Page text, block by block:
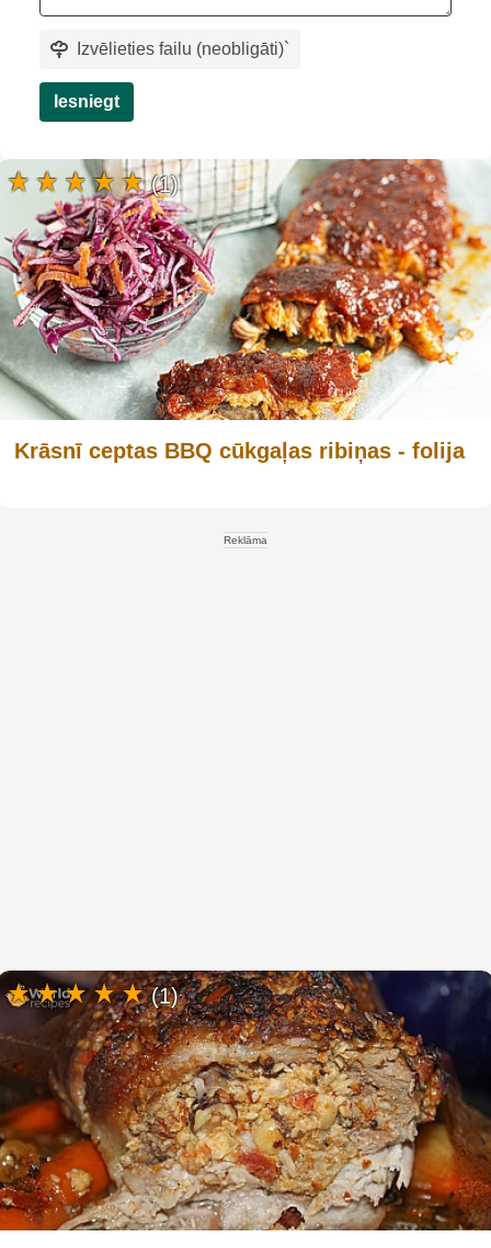
Izvēlieties failu (neobligāti)`
Iesniegt
Krāsnī ceptas BBQ cūkgaļas ribiņas - folija
(1)
Reklāma
(1)